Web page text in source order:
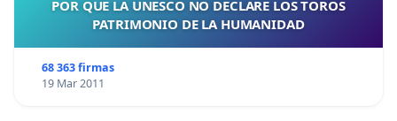
POR QUE LA UNESCO NO DECLARE LOS TOROS
PATRIMONIO DE LA HUMANIDAD
68 363 firmas
19 Mar 2011